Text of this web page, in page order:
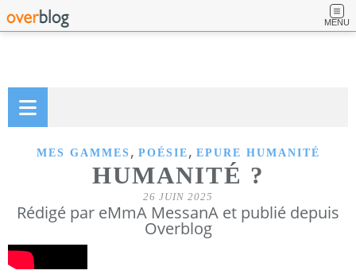
MENU
MES GAMMES , POÉSIE , EPURE HUMANITÉ
HUMANITÉ ?
26 JUIN 2025
Rédigé par eMmA MessanA et publié depuis
Overblog